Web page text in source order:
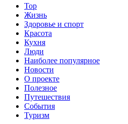
Top
Жизнь
Здоровье и спорт
Красота
Кухня
Люди
Наиболее популярное
Новости
О проекте
Полезное
Путешествия
События
Туризм